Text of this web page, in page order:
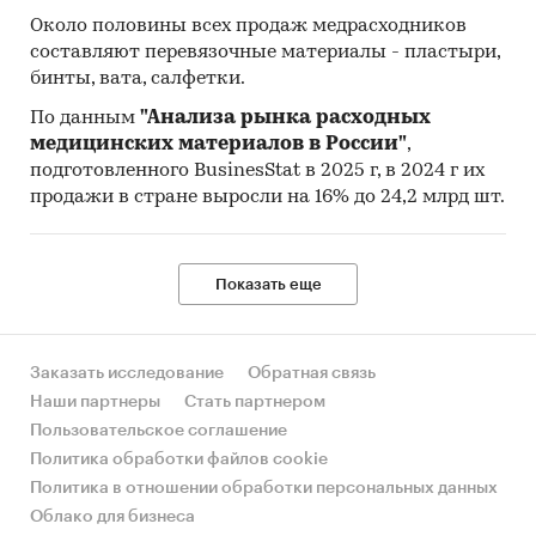
сотрудничества и развития (Organization for
Economic Cooperation and Development).
Материалы International Trade Centre.
Материалы Index Mundi.
Результаты исследований DISCOVERY
Research Group.
Процедура контент-анализа документов не
все доступные исследователю документы.
Категории:
Промышленность / Фармацевтика
Медицинские изделия
Катетеры
Около половины всех продаж медрасходников
составляют перевязочные материалы - пластыри,
бинты, вата, салфетки.
По данным "Анализа рынка расходных
медицинских материалов в России",
подготовленного BusinesStat в 2025 г, в 2024 г их
продажи в стране выросли на 16% до 24,2 млрд шт.
Показать еще
Заказать исследование
Обратная связь
Наши партнеры
Стать партнером
Пользовательское соглашение
Политика обработки файлов cookie
Политика в отношении обработки персональных данных
Облако для бизнеса